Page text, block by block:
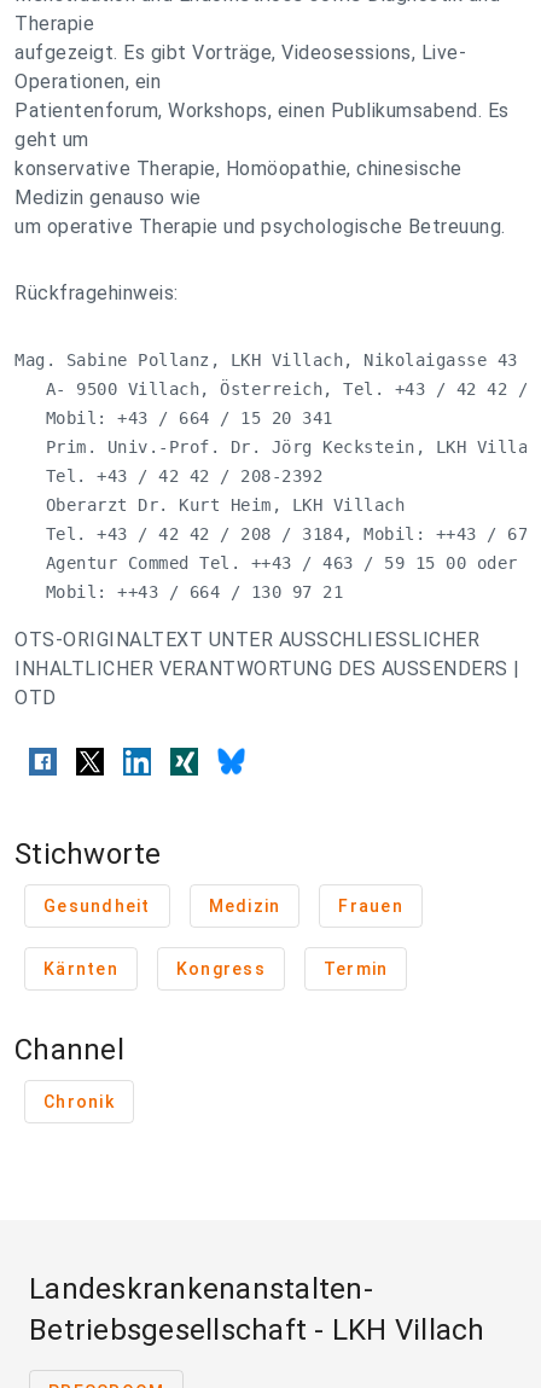
Therapie
aufgezeigt. Es gibt Vorträge, Videosessions, Live-
Operationen, ein
Patientenforum, Workshops, einen Publikumsabend. Es
geht um
konservative Therapie, Homöopathie, chinesische
Medizin genauso wie
um operative Therapie und psychologische Betreuung.
Rückfragehinweis:
Mag. Sabine Pollanz, LKH Villach, Nikolaigasse 43
A- 9500 Villach, Österreich, Tel. +43 / 42 42 /
   Mobil: +43 / 664 / 15 20 341
Prim. Univ.-Prof. Dr. Jörg Keckstein, LKH
   Tel. +43 / 42 42 / 208-2392
   Oberarzt Dr. Kurt Heim, LKH Villach
Tel. +43 / 42 42 / 208 / 3184, Mobil: ++43 /
   Agentur Commed Tel. ++43 / 463 / 59 15 00 oder
   Mobil: ++43 / 664 / 130 97 21
OTS-ORIGINALTEXT UNTER AUSSCHLIESSLICHER
INHALTLICHER VERANTWORTUNG DES AUSSENDERS |
OTD
Stichworte
Gesundheit Medizin Frauen
Kärnten Kongress Termin
Channel
Chronik
Landeskrankenanstalten-
Betriebsgesellschaft - LKH Villach